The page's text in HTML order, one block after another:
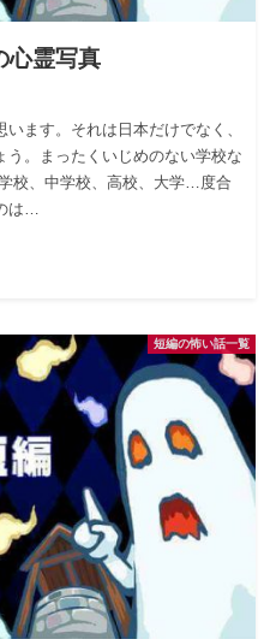
心霊写真
ます。それは日本だけでなく、
。まったくいじめのない学校な
校、中学校、高校、大学…度合
は…
短編の怖い話一覧